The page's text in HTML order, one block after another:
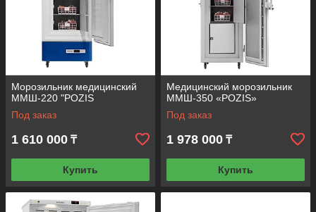
Морозильник медицинский
ММШ-220 "POZIS
Под заказ
1 610 000 ₸
Купить
Медицинский морозильник
ММШ-350 «POZIS»
Под заказ
1 978 000 ₸
Купить